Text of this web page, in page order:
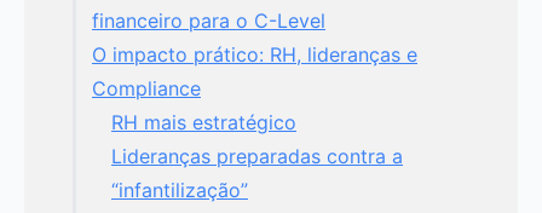
financeiro para o C-Level
O impacto prático: RH, lideranças e
Compliance
RH mais estratégico
Lideranças preparadas contra a
“infantilização”